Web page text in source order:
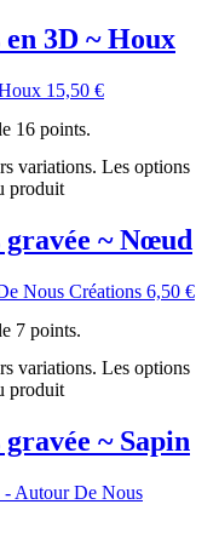
3D ~ Houx
15,50 €
16 points.
variations. Les options
produit
gravée ~ Nœud
6,50 €
7 points.
variations. Les options
produit
~ Sapin